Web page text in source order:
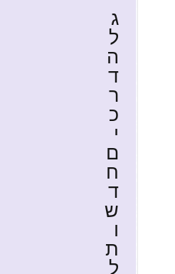
ג
ל
ה
ד
ר
כ
י
ם
ח
ד
ש
ו
ת
ל